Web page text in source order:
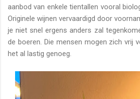
aanbod van enkele tientallen vooral
Originele wijnen vervaardigd door
je niet snel ergens anders zal
de boeren. Die mensen mogen zich vrij
het al lastig genoeg.